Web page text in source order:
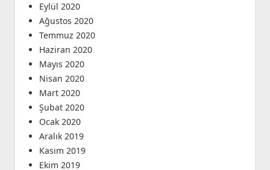
Eylül 2020
Ağustos 2020
Temmuz 2020
Haziran 2020
Mayıs 2020
Nisan 2020
Mart 2020
Şubat 2020
Ocak 2020
Aralık 2019
Kasım 2019
Ekim 2019